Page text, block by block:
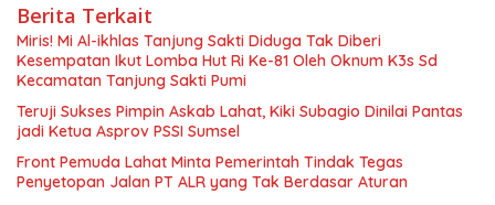
Berita Terkait
Miris! Mi Al-ikhlas Tanjung Sakti Diduga Tak Diberi
Kesempatan Ikut Lomba Hut Ri Ke-81 Oleh Oknum K3s Sd
Kecamatan Tanjung Sakti Pumi
Teruji Sukses Pimpin Askab Lahat, Kiki Subagio Dinilai Pantas
jadi Ketua Asprov PSSI Sumsel
Front Pemuda Lahat Minta Pemerintah Tindak Tegas
Penyetopan Jalan PT ALR yang Tak Berdasar Aturan